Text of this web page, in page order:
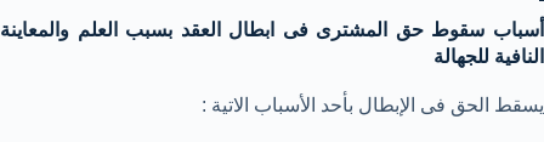
أسباب سقوط حق المشترى فى ابطال العقد بسبب العلم والمعاينة
النافية للجهالة
يسقط الحق فى الإبطال بأحد الأسباب الاتية :